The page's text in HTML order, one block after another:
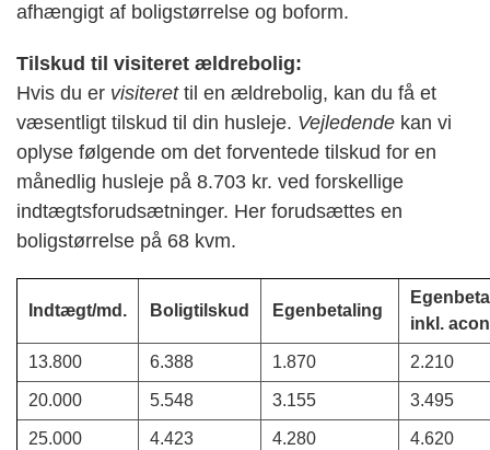
afhængigt af boligstørrelse og boform.
Tilskud til visiteret ældrebolig:
Hvis du er visiterettil en ældrebolig, kan du få et
væsentligt tilskud til din husleje. Vejledende kan vi
oplyse følgende om det forventede tilskud for en
månedlig husleje på 8.703 kr. ved forskellige
indtægtsforudsætninger. Her forudsættes en
boligstørrelse på 68 kvm.
Indtægt/md. Boligtilskud Egenbetaling
inkl.
13.800 6.388 1.870 2.210
20.000 5.548 3.155 3.495
25.000 4.423 4.280 4.620